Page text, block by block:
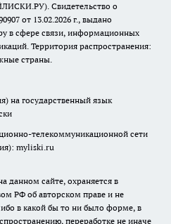
Свидетельство о
от 13.02.2026 г., выдано
в сфере связи, информационных
Территория распространения:
страны.
на государственный язык
телекоммуникационной сети
myliski.ru
данном сайте, охраняется в
РФ об авторском праве и не
в какой бы то ни было форме, в
переработке не иначе